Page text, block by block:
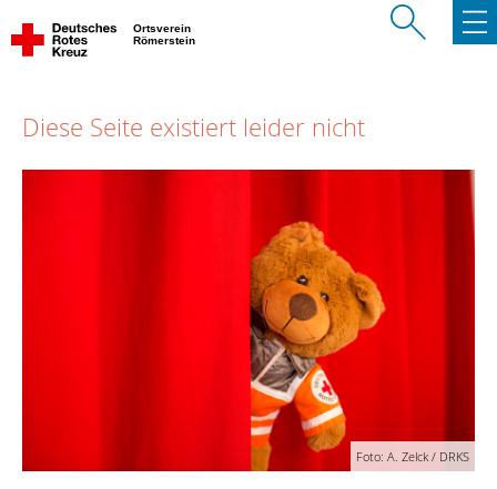
Ortsverein
Römerstein
Diese Seite existiert leider nicht
Foto: A. Zelck / DRKS